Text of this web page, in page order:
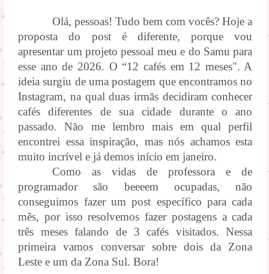
Olá, pessoas! Tudo bem com vocês? Hoje a
proposta do post é diferente, porque vou
apresentar um projeto pessoal meu e do Samu para
esse ano de 2026. O “12 cafés em 12 meses". A
ideia surgiu de uma postagem que encontramos no
Instagram, na qual duas irmãs decidiram conhecer
cafés diferentes de sua cidade durante o ano
passado. Não me lembro mais em qual perfil
encontrei essa inspiração, mas nós achamos esta
muito incrível e já demos início em janeiro.
Como as vidas de professora e de
programador são beeeem ocupadas, não
conseguimos fazer um post específico para cada
mês, por isso resolvemos fazer postagens a cada
três meses falando de 3 cafés visitados. Nessa
primeira vamos conversar sobre dois da Zona
Leste e um da Zona Sul. Bora!